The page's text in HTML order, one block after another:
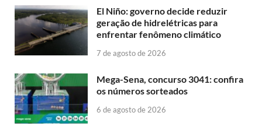
El Niño: governo decide reduzir
geração de hidrelétricas para
enfrentar fenômeno climático
7 de agosto de 2026
Mega-Sena, concurso 3041: confira
os números sorteados
6 de agosto de 2026